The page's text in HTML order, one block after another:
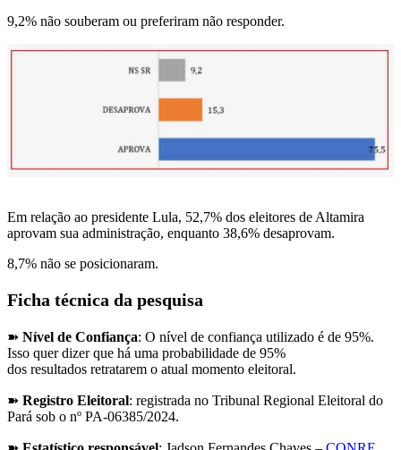
9,2% não souberam ou preferiram não responder.
Em relação ao presidente Lula, 52,7% dos eleitores de Altamira
aprovam sua administração, enquanto 38,6% desaprovam.
8,7% não se posicionaram.
Ficha técnica da pesquisa
➽ Nível de Confiança: O nível de confiança utilizado é de 95%.
Isso quer dizer que há uma probabilidade de 95%
dos resultados retratarem o atual momento eleitoral.
➽ Registro Eleitoral: registrada no Tribunal Regional Eleitoral do
Pará sob o nº PA-06385/2024.